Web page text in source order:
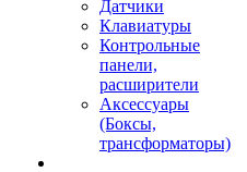
Датчики
Клавиатуры
Контрольные
панели,
расширители
Аксессуары
(Боксы,
трансформаторы)